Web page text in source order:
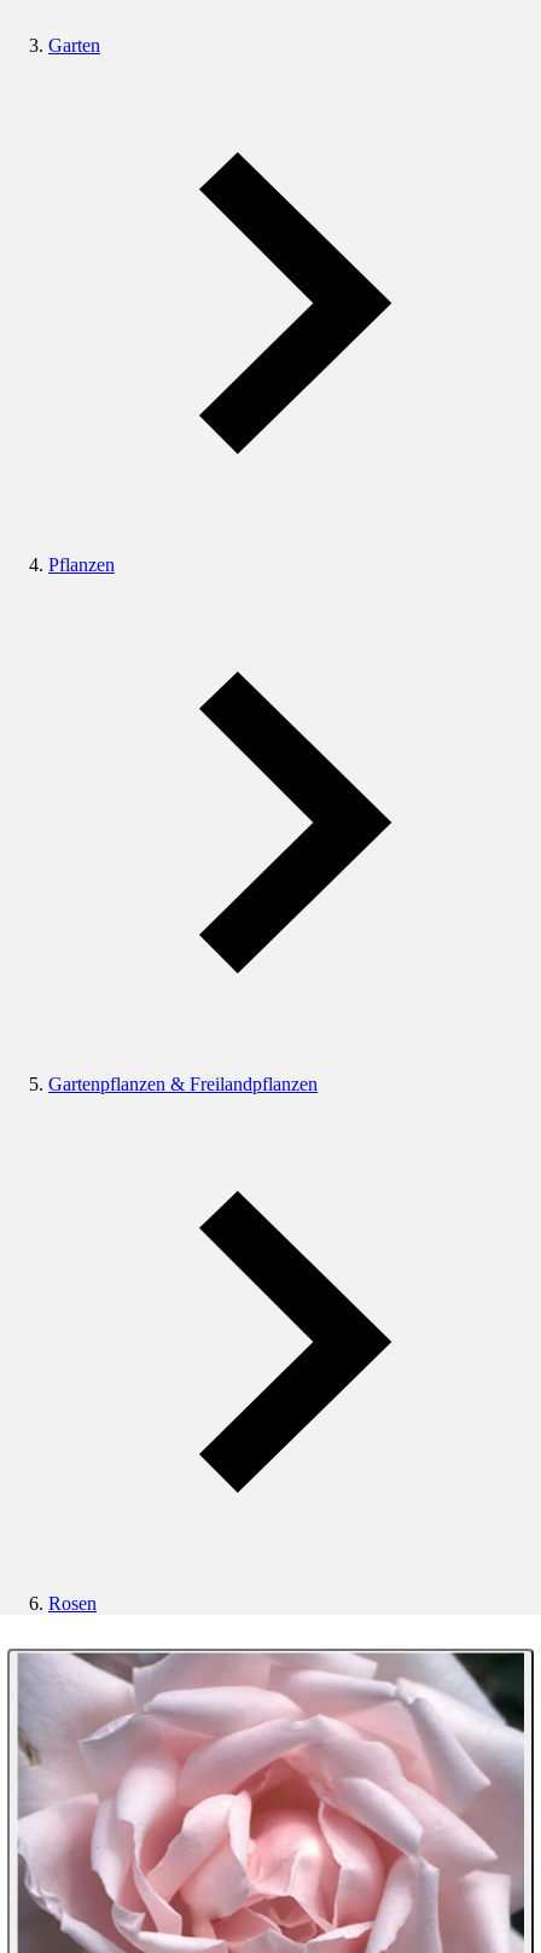
Garten
Pflanzen
Gartenpflanzen & Freilandpflanzen
Rosen